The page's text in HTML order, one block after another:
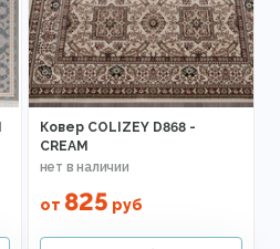
Ковер COLIZEY D868 -
CREAM
от 825 руб